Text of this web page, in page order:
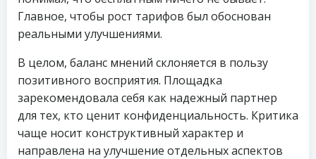
Главное, чтобы рост тарифов был обоснован
реальными улучшениями.
В целом, баланс мнений склоняется в пользу
позитивного восприятия. Площадка
зарекомендовала себя как надежный партнер
для тех, кто ценит конфиденциальность. Критика
чаще носит конструктивный характер и
направлена на улучшение отдельных аспектов